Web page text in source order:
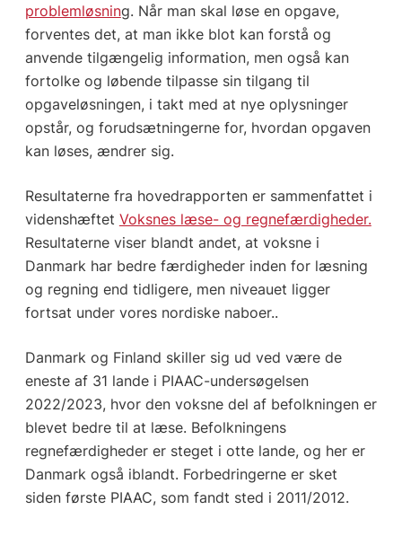
problemløsning. Når man skal løse en opgave,
forventes det, at man ikke blot kan forstå og
anvende tilgængelig information, men også kan
fortolke og løbende tilpasse sin tilgang til
opgaveløsningen, i takt med at nye oplysninger
opstår, og forudsætningerne for, hvordan opgaven
kan løses, ændrer sig.
Resultaterne fra hovedrapporten er sammenfattet i
videnshæftet Voksnes læse- og regnefærdigheder.
Resultaterne viser blandt andet, at voksne i
Danmark har bedre færdigheder inden for læsning
og regning end tidligere, men niveauet ligger
fortsat under vores nordiske naboer..
Danmark og Finland skiller sig ud ved være de
eneste af 31 lande i PIAAC-undersøgelsen
2022/2023, hvor den voksne del af befolkningen er
blevet bedre til at læse. Befolkningens
regnefærdigheder er steget i otte lande, og her er
Danmark også iblandt. Forbedringerne er sket
siden første PIAAC, som fandt sted i 2011/2012.